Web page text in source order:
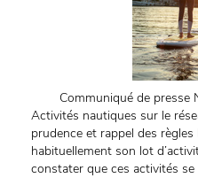
Communiqué de presse
Activités nautiques sur le
prudence et rappel des
habituellement son lot
constater que ces activités